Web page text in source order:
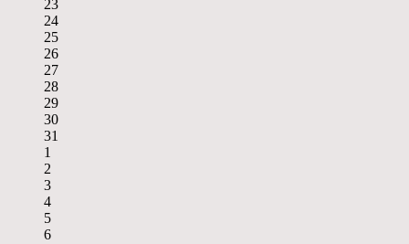
23
24
25
26
27
28
29
30
31
1
2
3
4
5
6